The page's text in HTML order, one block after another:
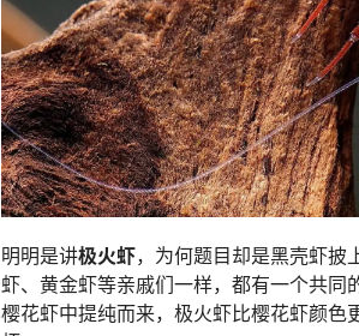
明明是讲极火虾，为何题目却是黑壳虾披
虾、黄金虾等亲戚们一样，都有一个共
樱花虾中提纯而来，极火虾比樱花虾颜